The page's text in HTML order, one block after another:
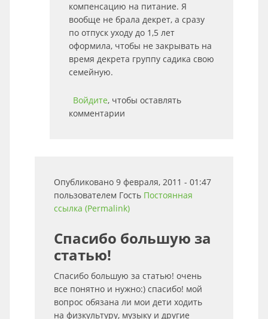
компенсацию на питание. Я
вообще не брала декрет, а сразу
по отпуск уходу до 1,5 лет
оформила, чтобы не закрывать на
время декрета группу садика свою
семейную.
Войдите, чтобы оставлять
комментарии
Опубликовано 9 февраля, 2011 - 01:47
пользователем Гость Постоянная
ссылка (Permalink)
Спасибо большую за
статью!
Спасибо большую за статью! очень
все понятно и нужно:) спасибо! мой
вопрос обязана ли мои дети ходить
на физкультуру, музыку и другие